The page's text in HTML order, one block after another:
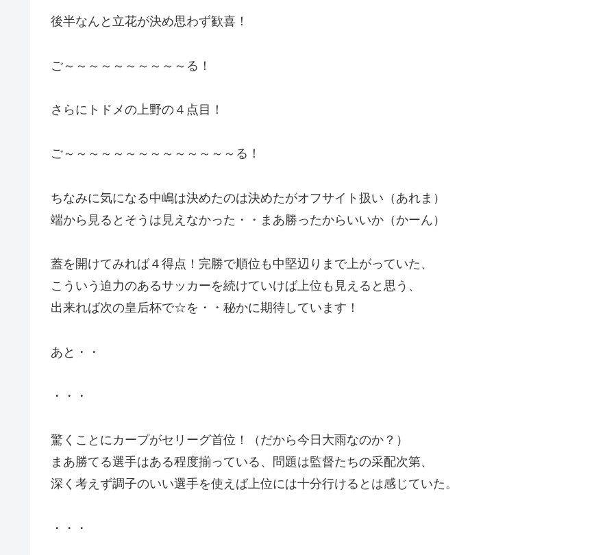
後半なんと立花が決め思わず歓喜！
ご～～～～～～～～～～る！
さらにトドメの上野の４点目！
ご～～～～～～～～～～～～～～る！
ちなみに気になる中嶋は決めたのは決めたがオフサイト扱い（あれま）
端から見るとそうは見えなかった・・まあ勝ったからいいか（かーん）
蓋を開けてみれば４得点！完勝で順位も中堅辺りまで上がっていた、
こういう迫力のあるサッカーを続けていけば上位も見えると思う、
出来れば次の皇后杯で☆を・・秘かに期待しています！
あと・・
・・・
驚くことにカープがセリーグ首位！（だから今日大雨なのか？）
まあ勝てる選手はある程度揃っている、問題は監督たちの采配次第、
深く考えず調子のいい選手を使えば上位には十分行けるとは感じていた。
・・・